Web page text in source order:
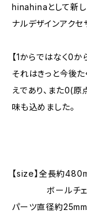
hinahinaとして新
ナルデザインアクセ
【1からではなく0か
それはきっと今後
えであり、また0(
味も込めました。
【size】全長約
ボールチェ
パーツ直径約